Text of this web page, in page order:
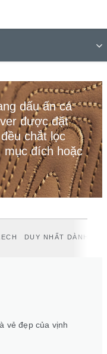
dấu ấn cá
được đặt
chắt lọc
mục đích hoặc
DUY NHẤT DÀNH
vẻ đẹp của vịnh